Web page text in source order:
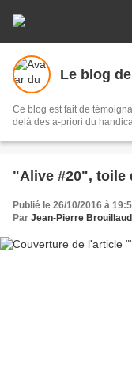
Le blog
Ce blog est fait de
delà des a-priori du
"Alive #20", toile
Publié le 26/10/2016 à
Par Jean-Pierre Brouillaud